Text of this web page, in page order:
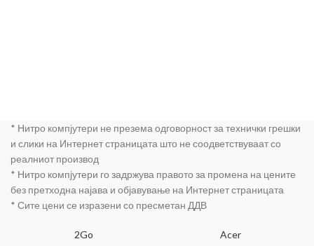
* Нитро компјутери не презема одговорност за технички грешки
и слики на Интернет страницата што не соодветствуваат со
реалниот производ
* Нитро компјутери го задржува правото за промена на цените
без претходна најава и објавување на Интернет страницата
* Сите цени се изразени со пресметан ДДВ
2Go Acer